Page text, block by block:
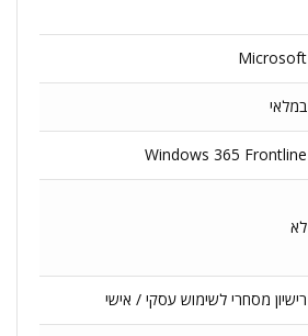
Microsoft
במלאי
Windows 365 Frontline
לא
רישיון מסחרי לשימוש עסקי / אישי